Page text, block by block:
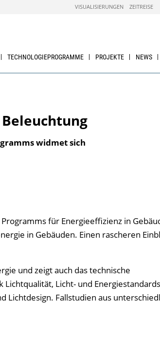
VISUALISIERUNGEN ZEITREISE
TECHNOLOGIEPROGRAMME PROJEKTE NEWS
widmet sich
für Energieeffizienz in
in Gebäuden. Einen rascheren
und zeigt auch das technische
Licht- und
Lichtdesign. Fallstudien aus